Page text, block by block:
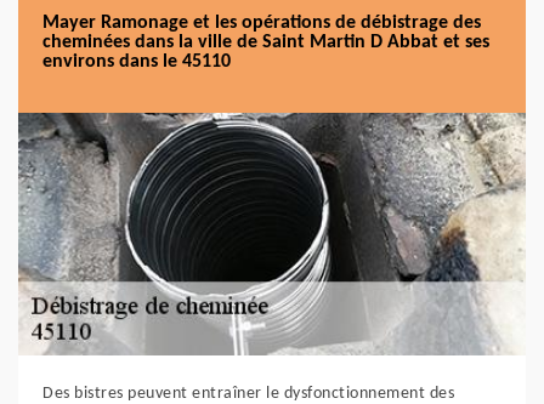
Mayer Ramonage et les opérations de débistrage des
cheminées dans la ville de Saint Martin D Abbat et ses
environs dans le 45110
Des bistres peuvent entraîner le dysfonctionnement des